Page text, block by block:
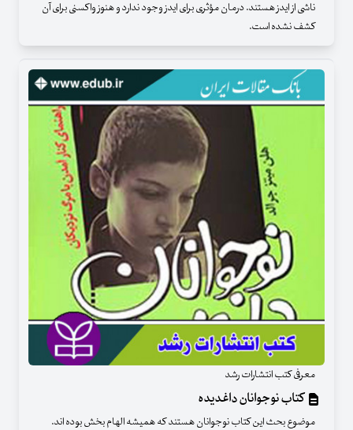
ناشی از ایدز هستند. درمان مؤثری برای ایدز وجود ندارد و هنوز واکسنی برای آن
کشف نشده است.
معرفی کتب انتشارات رشد
کتاب نوجوانان داغدیده
موضوع بحث این کتاب نوجوانان هستند که همیشه الهام بخش بوده اند.